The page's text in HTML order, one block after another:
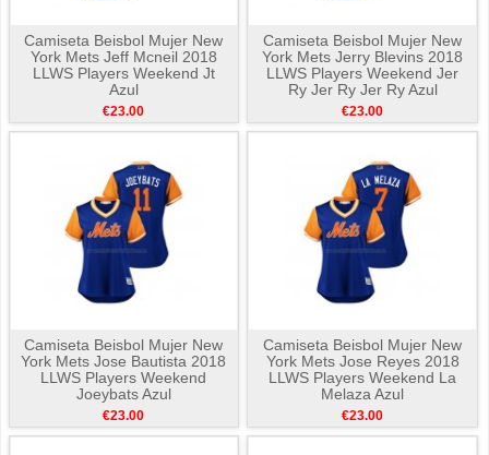
Camiseta Beisbol Mujer New
York Mets Jeff Mcneil 2018
LLWS Players Weekend Jt
Azul
€23.00
Camiseta Beisbol Mujer New
York Mets Jerry Blevins 2018
LLWS Players Weekend Jer
Ry Jer Ry Jer Ry Azul
€23.00
Camiseta Beisbol Mujer New
York Mets Jose Bautista 2018
LLWS Players Weekend
Joeybats Azul
€23.00
Camiseta Beisbol Mujer New
York Mets Jose Reyes 2018
LLWS Players Weekend La
Melaza Azul
€23.00